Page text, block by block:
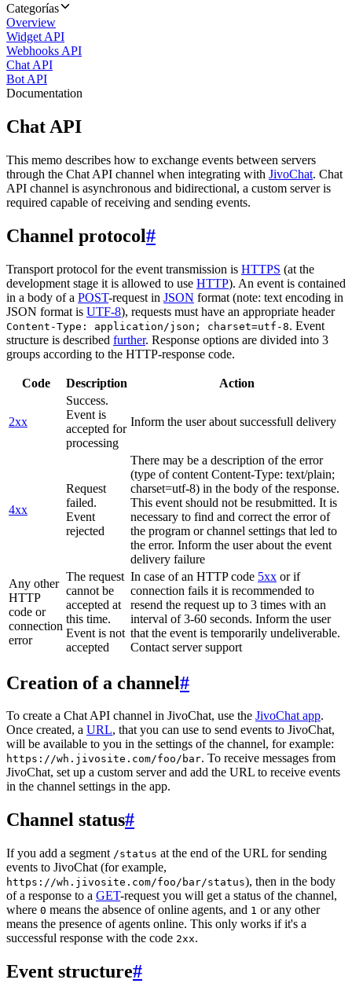
Categorías
Overview
Widget API
Webhooks API
Chat API
Bot API
Documentation
Chat API
This memo describes how to exchange events between servers
through the Chat API channel when integrating with JivoChat. Chat
API channel is asynchronous and bidirectional, a custom server is
required capable of receiving and sending events.
Channel protocol#
Transport protocol for the event transmission is HTTPS (at the
development stage it is allowed to use HTTP). An event is contained
in a body of a POST-request in JSON format (note: text encoding in
JSON format is UTF-8), requests must have an appropriate header
Content-Type: application/json; charset=utf-8. Event
structure is described further. Response options are divided into 3
groups according to the HTTP-response code.
Code Description Action
2xx
Success.
Event is
accepted for
processing
Inform the user about successfull delivery
4xx
Request
failed.
Event
rejected
There may be a description of the error
(type of content Content-Type: text/plain;
charset=utf-8) in the body of the response.
This event should not be resubmitted. It is
necessary to find and correct the error of
the program or channel settings that led to
the error. Inform the user about the event
delivery failure
Any other
HTTP
code or
connection
error
The request
cannot be
accepted at
this time.
Event is not
accepted
In case of an HTTP code 5xx or if
connection fails it is recommended to
resend the request up to 3 times with an
interval of 3-60 seconds. Inform the user
that the event is temporarily undeliverable.
Contact server support
Creation of a channel#
To create a Chat API channel in JivoChat, use the JivoChat app.
Once created, a URL, that you can use to send events to JivoChat,
will be available to you in the settings of the channel, for example:
https://wh.jivosite.com/foo/bar. To receive messages from
JivoChat, set up a custom server and add the URL to receive events
in the channel settings in the app.
Channel status#
If you add a segment /status at the end of the URL for sending
events to JivoChat (for example,
https://wh.jivosite.com/foo/bar/status), then in the body
of a response to a GET-request you will get a status of the channel,
where 0 means the absence of online agents, and 1 or any other
means the presence of agents online. This only works if it's a
successful response with the code 2xx.
Event structure#